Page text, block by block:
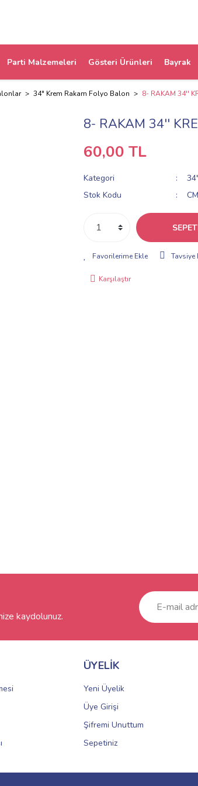
Parti Malzemeleri Gösteri Ürünleri Bayrak
34" Krem Rakam Folyo Balon 8- RAKAM 34''
8- RAKAM 34''
60,00 TL
Kategori
Stok Kodu
Tavsiye
Karşılaştır
kaydolunuz.
ÜYELİK
Yeni Üyelik
Üye Girişi
Şifremi Unuttum
Sepetiniz